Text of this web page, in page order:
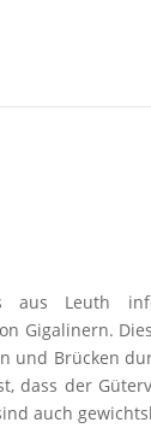
aus Leuth
Gigalinern.
und Brücken
dass der
auch